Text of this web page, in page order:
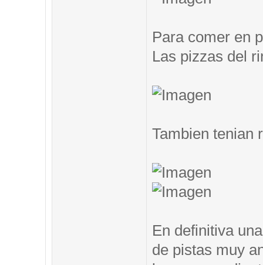
Para comer en
Las pizzas del
Tambien tenian
En definitiva
de pistas muy